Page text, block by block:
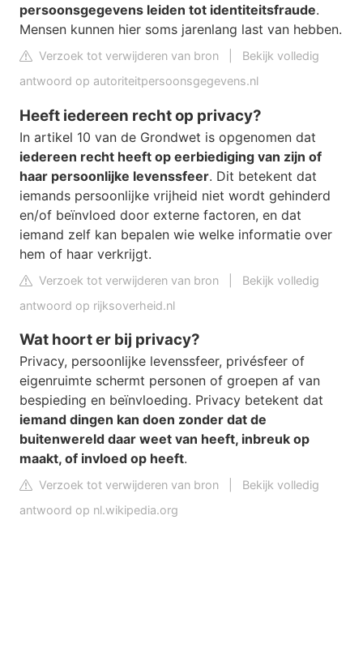
persoonsgegevens leiden tot identiteitsfraude.
Mensen kunnen hier soms jarenlang last van hebben.
Verzoek tot verwijderen van bron
Bekijk volledig
antwoord op autoriteitpersoonsgegevens.nl
Heeft iedereen recht op privacy?
In artikel 10 van de Grondwet is opgenomen dat
iedereen recht heeft op eerbiediging van zijn of
haar persoonlijke levenssfeer. Dit betekent dat
iemands persoonlijke vrijheid niet wordt gehinderd
en/of beïnvloed door externe factoren, en dat
iemand zelf kan bepalen wie welke informatie over
hem of haar verkrijgt.
Verzoek tot verwijderen van bron
Bekijk volledig
antwoord op rijksoverheid.nl
Wat hoort er bij privacy?
Privacy, persoonlijke levenssfeer, privésfeer of
eigenruimte schermt personen of groepen af van
bespieding en beïnvloeding. Privacy betekent dat
iemand dingen kan doen zonder dat de
buitenwereld daar weet van heeft, inbreuk op
maakt, of invloed op heeft.
Verzoek tot verwijderen van bron
Bekijk volledig
antwoord op nl.wikipedia.org